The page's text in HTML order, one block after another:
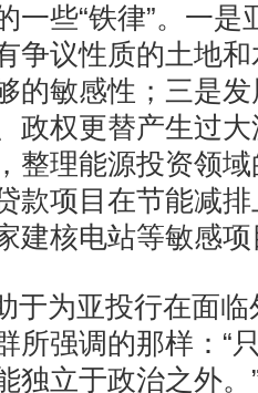
一些“铁律”。一是
争议性质的土地
的敏感性；三是
政权更替产生过
整理能源投资领
款项目在节能减
建核电站等敏感
于为亚投行在面
所强调的那样：“
独立于政治之外